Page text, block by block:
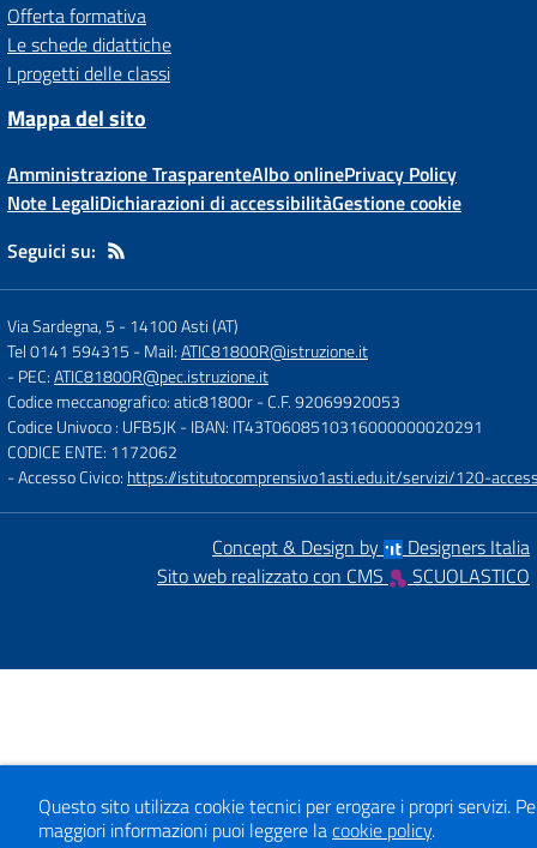
Offerta formativa
Le schede didattiche
I progetti delle classi
Mappa del sito
Amministrazione TrasparenteAlbo onlinePrivacy Policy
Note LegaliDichiarazioni di accessibilitàGestione cookie
Seguici su:
Via Sardegna, 5 -14100 Asti (AT)
Tel 0141 594315 - Mail:ATIC81800R@istruzione.it
- PEC:ATIC81800R@pec.istruzione.it
Codice meccanografico: atic81800r- C.F. 92069920053
Codice Univoco : UFB5JK- IBAN: IT43T0608510316000000020291
CODICE ENTE: 1172062
- Accesso Civico: https://istitutocomprensivo1asti.edu.it/servizi/120-
Concept & Design by
Designers Italia
Sito web realizzato con CMS
SCUOLASTICO
Questo sito utilizza cookie tecnici per erogare i propri servizi.
maggiori informazioni puoi leggere lacookie policy.